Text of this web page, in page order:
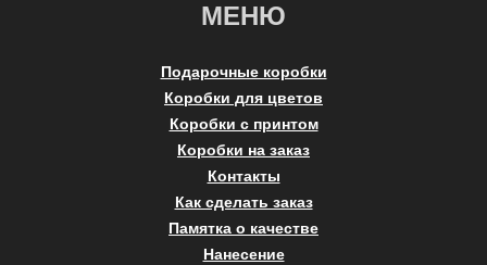
МЕНЮ
Подарочные коробки
Коробки для цветов
Коробки с принтом
Коробки на заказ
Контакты
Как сделать заказ
Памятка о качестве
Нанесение